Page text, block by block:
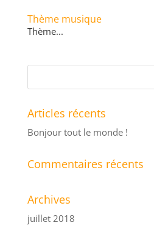
Thème musique
Thème...
Articles récents
Bonjour tout le monde !
Commentaires récents
Archives
juillet 2018